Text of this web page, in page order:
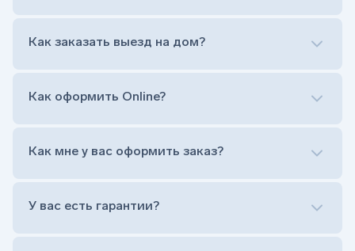
на символ веры или вовсе портрет не рисовать)
прописной)
Как заказать выезд на дом?
Оформить заказ удаленно (online)
Заказать бесплатный выезд менеджера на дом
Как оформить Online?
Оформить заказ удаленно (online)
Заказать бесплатный выезд менеджера на дом
Как мне у вас оформить заказ?
У вас есть гарантии?